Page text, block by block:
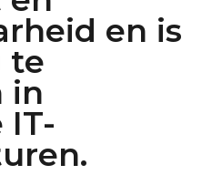
en is
te
in
IT-